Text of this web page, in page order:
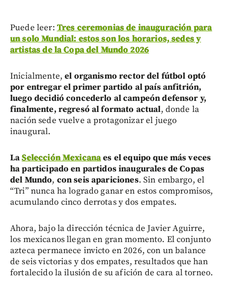
Puede leer: Tres ceremonias de inauguración para
un solo Mundial: estos son los horarios, sedes y
artistas de la Copa del Mundo 2026
Inicialmente,el organismo rector del fútbol optó
por entregar el primer partido al país anfitrión,
luego decidió concederlo al campeón defensor y,
finalmente, regresó al formato actual, donde la
nación sede vuelve a protagonizar el juego
inaugural.
LaSelección Mexicanaes el equipo que más veces
ha participado en partidos inaugurales de Copas
del Mundo, con seis apariciones. Sin embargo, el
“Tri” nunca ha logrado ganar en estos compromisos,
acumulando cinco derrotas y dos empates.
Ahora, bajo la dirección técnica de Javier Aguirre,
los mexicanos llegan en gran momento. El conjunto
azteca permanece invicto en 2026, con un balance
de seis victorias y dos empates, resultados que han
fortalecido la ilusión de su afición de cara al torneo.